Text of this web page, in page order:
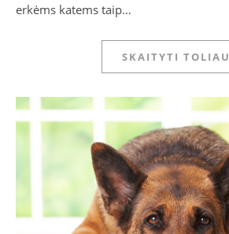
erkėms katems taip…
SKAITYTI TOLIAU